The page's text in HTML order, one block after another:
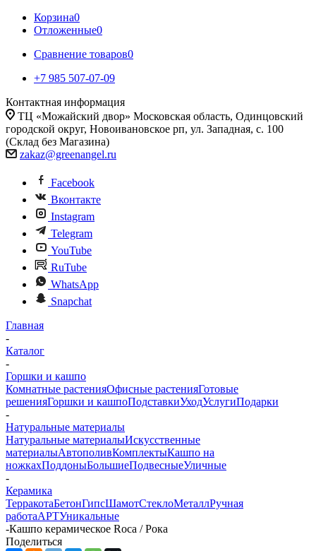
Корзина0
Отложенные0
Сравнение товаров0
+7 985 507-07-09
Контактная информация
ТЦ «Можайский двор» Московская область, Одинцовский
городской округ, Новоивановское рп, ул. Западная, с. 100
(Склад без Магазина)
zakaz@greenangel.ru
Facebook
Вконтакте
Instagram
Telegram
YouTube
RuTube
WhatsApp
Snapchat
Главная
-
Каталог
-
Горшки и кашпо
Комнатные растенияОфисные растенияГотовые
решенияГоршки и кашпоПодставкиУходУслугиПодарки
-
Натуральные материалы
Натуральные материалыИскусственные
материалыАвтополивКомплектыКашпо на
ножкахПоддоныБольшиеПодвесныеУличные
-
Керамика
ТерракотаБетонГипсШамотСтеклоМеталлРучная
работаАРТУникальные
-Кашпо керамическое Roca / Рока
Поделиться